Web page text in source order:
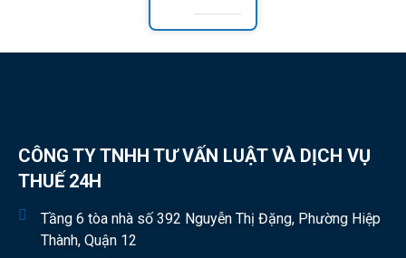
CÔNG TY TNHH TƯ VẤN LUẬT VÀ DỊCH VỤ
THUẾ 24H
Tầng 6 tòa nhà số 392 Nguyễn Thị Đặng, Phường Hiệp
Thành, Quận 12